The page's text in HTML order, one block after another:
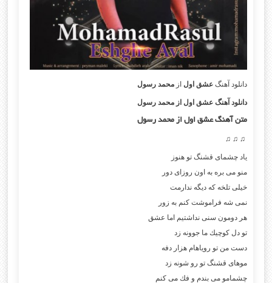
دانلود آهنگعشق اول ازمحمد رسول
دانلود آهنگ عشق اول از محمد رسول
متن آهنگ عشق اولاز محمد رسول
♫ ♫ ♫
ياد چشماى قشنگ تو هنوز
منو مى بره به اون روزاى دور
خيلى تلخه كه ديگه ندارمت
نمى شه فراموشت كنم به زور
هر دومون سنى نداشتيم اما عشق
تو دل كوچيك ما جوونه زد
دست من تو روياهام هزار دفه
موهاى قشنگ تو رو شونه زد
چشمامو مى بندم و فك مى كنم